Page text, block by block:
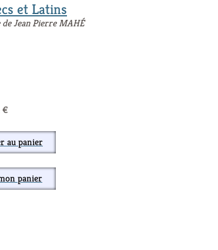
et Latins
Jean Pierre MAHÉ
€
au panier
panier